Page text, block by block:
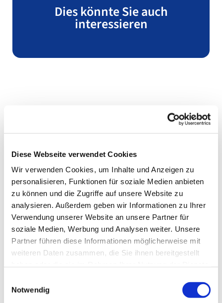
Diese Webseite verwendet Cookies
Wir verwenden Cookies, um Inhalte und Anzeigen zu
personalisieren, Funktionen für soziale Medien anbieten
zu können und die Zugriffe auf unsere Website zu
analysieren. Außerdem geben wir Informationen zu Ihrer
Verwendung unserer Website an unsere Partner für
soziale Medien, Werbung und Analysen weiter. Unsere
Partner führen diese Informationen möglicherweise mit
weiteren Daten zusammen, die Sie ihnen bereitgestellt
Notwendig
Dies könnte Sie auch
interessieren